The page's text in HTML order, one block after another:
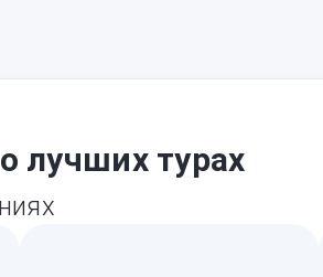
лучших турах